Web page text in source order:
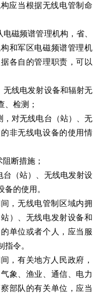
应当根据无线电管制命
磁频谱管理机构，省、
和军区电磁频谱管理机
各自的管理职责，可以
无线电发射设备和辐射无
、检测；
，对无线电台（站）、无
非无线电设备的使用情
断措施；
台（站）、无线电发射设
的使用。
，无线电管制区域内拥
）、无线电发射设备和
单位或者个人，应当服
令。
，有关地方人民政府，
象、渔业、通信、电力
部队的有关单位，应当